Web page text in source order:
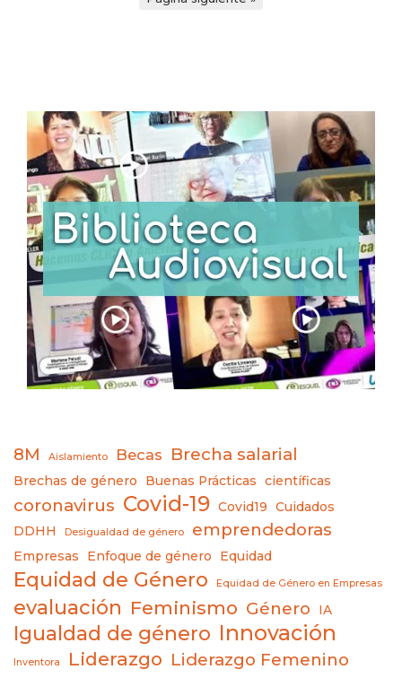
8M Aislamiento Becas Brecha salarial
Brechas de género Buenas Prácticas científicas
coronavirus Covid-19 Covid19
Cuidados
DDHH
Desigualdad de género emprendedoras
Empresas Enfoque de género Equidad
Equidad de Género Equidad de Género en Empresas
evaluación Feminismo Género IA
Igualdad de género Innovación
Inventora Liderazgo Liderazgo Femenino